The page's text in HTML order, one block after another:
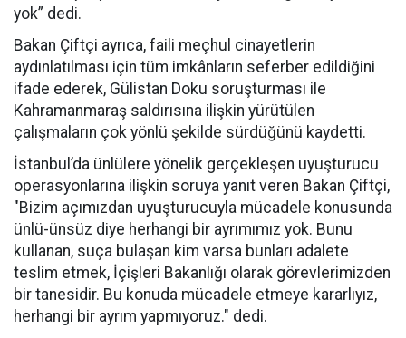
yok” dedi.
Bakan Çiftçi ayrıca, faili meçhul cinayetlerin
aydınlatılması için tüm imkânların seferber edildiğini
ifade ederek, Gülistan Doku soruşturması ile
Kahramanmaraş saldırısına ilişkin yürütülen
çalışmaların çok yönlü şekilde sürdüğünü kaydetti.
İstanbul’da ünlülere yönelik gerçekleşen uyuşturucu
operasyonlarına ilişkin soruya yanıt veren Bakan Çiftçi,
"Bizim açımızdan uyuşturucuyla mücadele konusunda
ünlü-ünsüz diye herhangi bir ayrımımız yok. Bunu
kullanan, suça bulaşan kim varsa bunları adalete
teslim etmek, İçişleri Bakanlığı olarak görevlerimizden
bir tanesidir. Bu konuda mücadele etmeye kararlıyız,
herhangi bir ayrım yapmıyoruz." dedi.